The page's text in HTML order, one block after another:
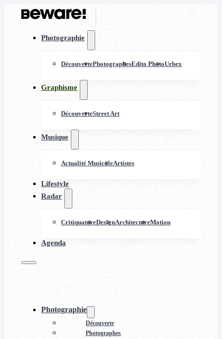
Photographie
DécouvertePhotographesEdito PhotoUrbex
Graphisme
DécouverteStreet Art
Musique
Actualité MusicaleArtistes
Lifestyle
Radar
CritiquatureDesignArchitectureMotion
Agenda
Photographie
Découverte
Photographes